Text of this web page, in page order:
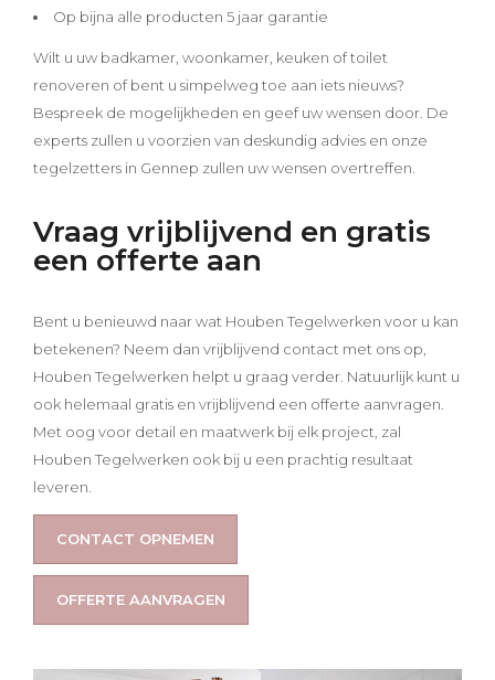
Op bijna alle producten 5 jaar garantie
Wilt u uw badkamer, woonkamer, keuken of toilet
renoveren of bent u simpelweg toe aan iets nieuws?
Bespreek de mogelijkheden en geef uw wensen door. De
experts zullen u voorzien van deskundig advies en onze
tegelzetters in Gennep zullen uw wensen overtreffen.
Vraag vrijblijvend en gratis
een offerte aan
Bent u benieuwd naar wat Houben Tegelwerken voor u kan
betekenen? Neem dan vrijblijvend contact met ons op,
Houben Tegelwerken helpt u graag verder. Natuurlijk kunt u
ook helemaal gratis en vrijblijvend een offerte aanvragen.
Met oog voor detail en maatwerk bij elk project, zal
Houben Tegelwerken ook bij u een prachtig resultaat
leveren.
CONTACT OPNEMEN
OFFERTE AANVRAGEN